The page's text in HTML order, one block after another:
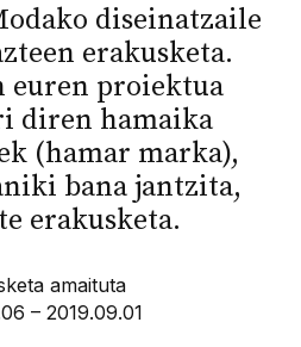
diseinatzaile
erakusketa.
euren proiektua
diren hamaika
(hamar marka),
bana jantzita,
erakusketa.
amaituta
– 2019.09.01